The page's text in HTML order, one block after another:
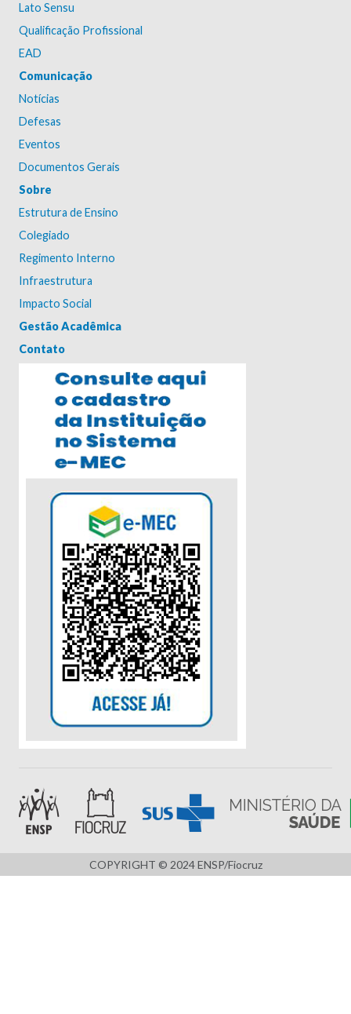
Lato Sensu
Qualificação Profissional
EAD
Comunicação
Notícias
Defesas
Eventos
Documentos Gerais
Sobre
Estrutura de Ensino
Colegiado
Regimento Interno
Infraestrutura
Impacto Social
Gestão Acadêmica
Contato
COPYRIGHT © 2024 ENSP/Fiocruz